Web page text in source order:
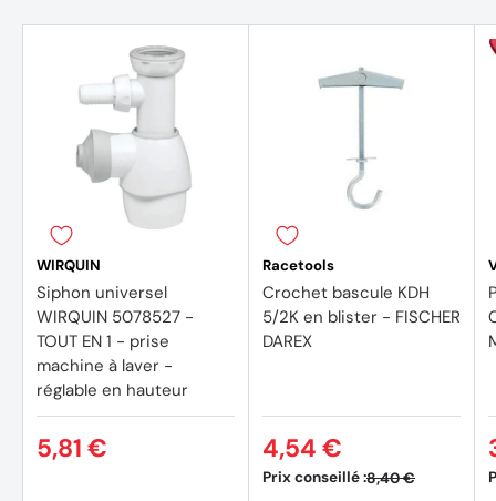
WIRQUIN
Siphon universel
WIRQUIN 5078527 -
TOUT EN 1 - prise
machine à laver -
réglable en hauteur
5,81 €
Racetools
Crochet bascule KDH
5/2K en blister - FISCHER
DAREX
Prix conseillé :8,40 €
4,54 €